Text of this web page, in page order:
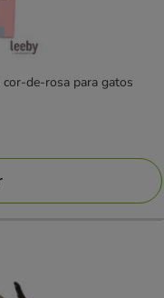
de-rosa para gatos